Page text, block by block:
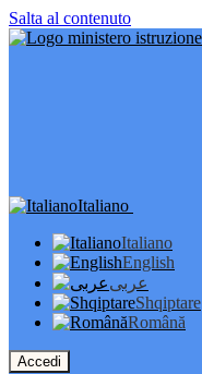
Salta al contenuto
Italiano
Italiano
English
عربى
Shqiptare
Română
Accedi